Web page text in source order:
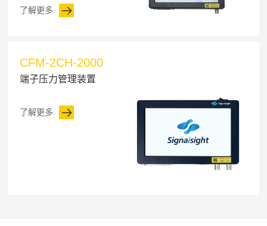
了解更多
CFM-2CH-2000
端子压力管理装置
了解更多